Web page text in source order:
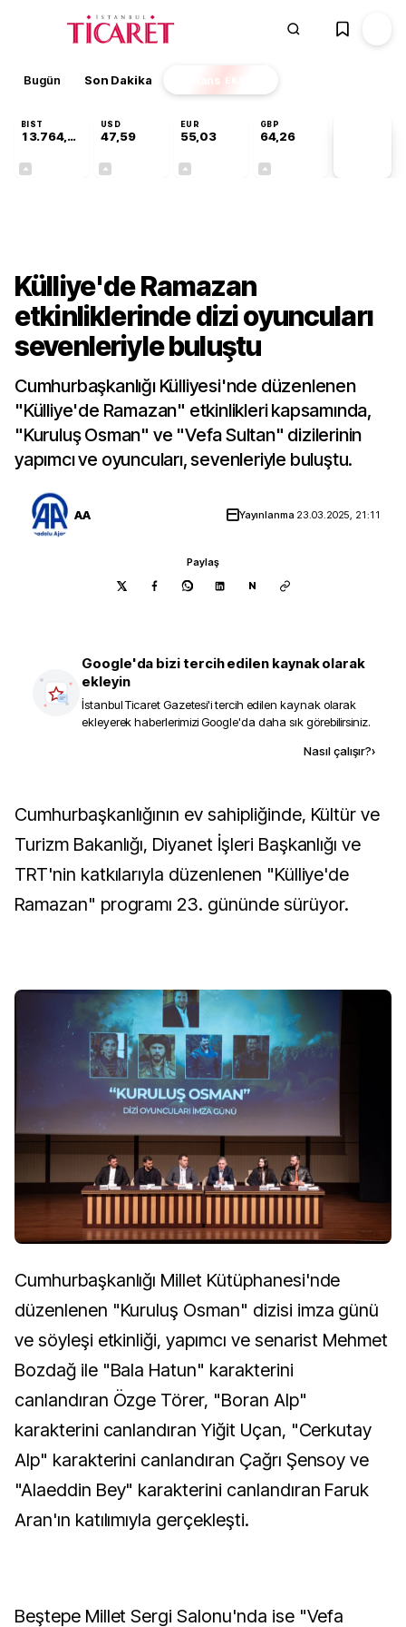
Bugün Son Dakika Finans EKSTRA
BIST
13.764,88
USD
47,59
EUR
55,03
GBP
64,26
Külliye'de Ramazan
etkinliklerinde dizi oyuncuları
sevenleriyle buluştu
Cumhurbaşkanlığı Külliyesi'nde düzenlenen
"Külliye'de Ramazan" etkinlikleri kapsamında,
"Kuruluş Osman" ve "Vefa Sultan" dizilerinin
yapımcı ve oyuncuları, sevenleriyle buluştu.
AA Yayınlanma 23.03.2025, 21:11
Paylaş
N
Google'da bizi tercih edilen kaynak olarak
ekleyin
İstanbul Ticaret Gazetesi'i tercih edilen kaynak olarak
ekleyerek haberlerimizi Google'da daha sık görebilirsiniz.
Nasıl çalışır?›
Cumhurbaşkanlığının ev sahipliğinde, Kültür ve
Turizm Bakanlığı, Diyanet İşleri Başkanlığı ve
TRT'nin katkılarıyla düzenlenen "Külliye'de
Ramazan" programı 23. gününde sürüyor.
Cumhurbaşkanlığı Millet Kütüphanesi'nde
düzenlenen "Kuruluş Osman" dizisi imza günü
ve söyleşi etkinliği, yapımcı ve senarist Mehmet
Bozdağ ile "Bala Hatun" karakterini
canlandıran Özge Törer, "Boran Alp"
karakterini canlandıran Yiğit Uçan, "Cerkutay
Alp" karakterini canlandıran Çağrı Şensoy ve
"Alaeddin Bey" karakterini canlandıran Faruk
Aran'ın katılımıyla gerçekleşti.
Beştepe Millet Sergi Salonu'nda ise "Vefa